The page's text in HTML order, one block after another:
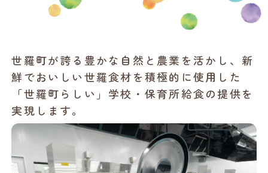
世羅町が誇る豊かな自然と農業を活かし、新
鮮でおいしい世羅食材を積極的に使用した
「世羅町らしい」学校・保育所給食の提供を
実現します。